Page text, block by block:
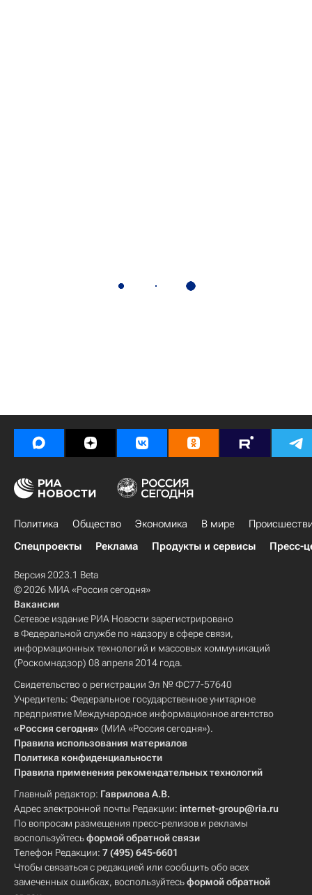
Политика Общество Экономика В мире
Спецпроекты
Реклама Продукты и сервисы Пресс-
Версия 2023.1 Beta
© 2026 МИА «Россия сегодня»
Вакансии
Сетевое издание РИА Новости зарегистрировано
в Федеральной службе по надзору в сфере связи,
информационных технологий и массовых коммуникаций
(Роскомнадзор) 08 апреля 2014 года.
Свидетельство о регистрации Эл № ФС77-57640
Учредитель: Федеральное государственное унитарное
предприятие Международное информационное агентство
«Россия сегодня» (МИА «Россия сегодня»).
Правила использования материалов
Политика конфиденциальности
Правила применения рекомендательных технологий
Главный редактор: Гаврилова А.В.
Адрес электронной почты Редакции: internet-group@ria.ru
По вопросам размещения пресс-релизов и рекламы
воспользуйтесьформой обратной связи
Телефон Редакции: 7 (495) 645-6601
Чтобы связаться с редакцией или сообщить обо всех
замеченных ошибках, воспользуйтесьформой обратной